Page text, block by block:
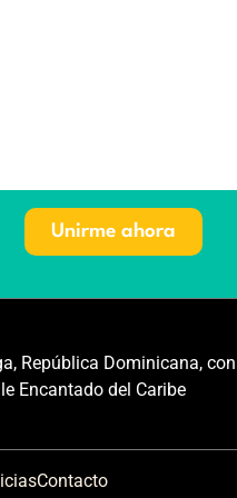
Unirme ahora
República Dominicana, con
Encantado del Caribe
Contacto